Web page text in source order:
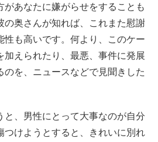
があなたに嫌がらせをすることも
の奥さんが知れば、これまた慰謝
性も高いです。何より、このケー
加えられたり、最悪、事件に発展
のを、ニュースなどで見聞きした
と、男性にとって大事なのが自分
つけようとすると、きれいに別れ